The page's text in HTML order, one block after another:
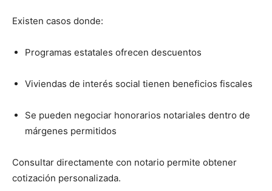
Existen casos donde:
Programas estatales ofrecen descuentos
Viviendas de interés social tienen beneficios fiscales
Se pueden negociar honorarios notariales dentro de
márgenes permitidos
Consultar directamente con notario permite obtener
cotización personalizada.